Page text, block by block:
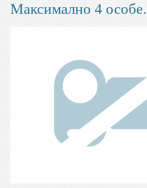
Максимално 4 особе.